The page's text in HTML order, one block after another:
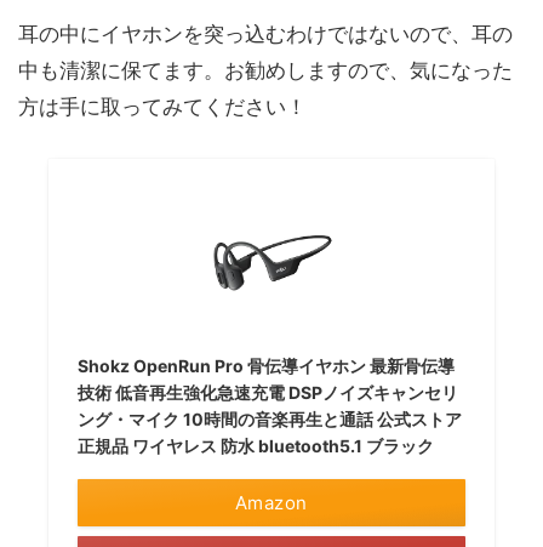
耳の中にイヤホンを突っ込むわけではないので、耳の
中も清潔に保てます。お勧めしますので、気になった
方は手に取ってみてください！
Shokz OpenRun Pro 骨伝導イヤホン 最新骨伝導
技術 低音再生強化急速充電 DSPノイズキャンセリ
ング・マイク 10時間の音楽再生と通話 公式ストア
正規品 ワイヤレス 防水 bluetooth5.1 ブラック
Amazon